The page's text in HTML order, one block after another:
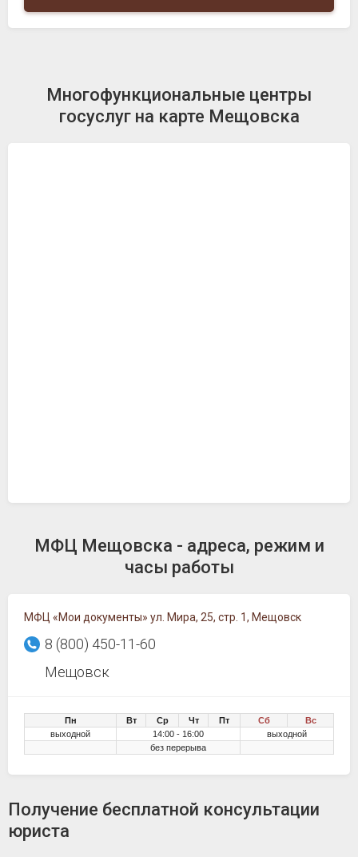
Многофункциональные центры
госуслуг на карте Мещовска
МФЦ Мещовска - адреса, режим и
часы работы
МФЦ «Мои документы» ул. Мира, 25, стр. 1, Мещовск
8 (800) 450-11-60
Мещовск
Пн Вт Ср Чт Пт Сб
Вс
выходной
14:00 - 16:00
выходной
без перерыва
Получение бесплатной консультации
юриста